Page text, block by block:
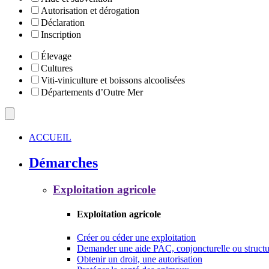
Autorisation et dérogation
Déclaration
Inscription
Élevage
Cultures
Viti-viniculture et boissons alcoolisées
Départements d’Outre Mer
ACCUEIL
Démarches
Exploitation agricole
Exploitation agricole
Créer ou céder une exploitation
Demander une aide PAC, conjoncturelle ou
Obtenir un droit, une autorisation